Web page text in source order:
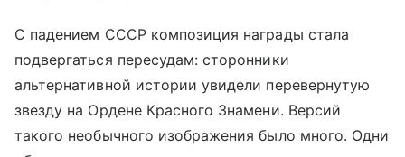
С падением СССР композиция награды стала
подвергаться пересудам: сторонники
альтернативной истории увидели перевернутую
звезду на Ордене Красного Знамени. Версий
такого необычного изображения было много. Одни